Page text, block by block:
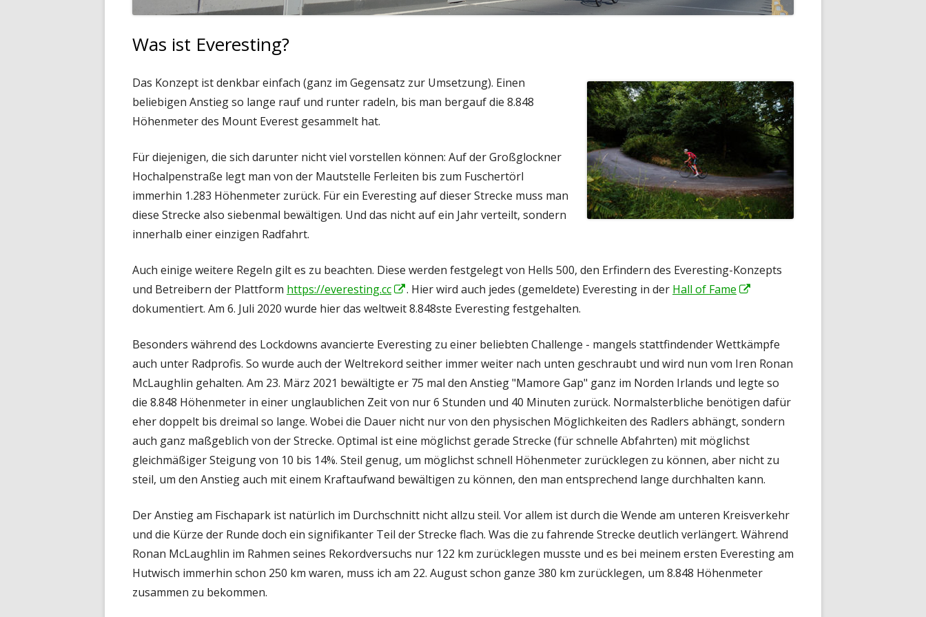
Was ist Everesting?
Das Konzept ist denkbar einfach (ganz im Gegensatz zur Umsetzung). Einen
beliebigen Anstieg so lange rauf und runter radeln, bis man bergauf die 8.848
Höhenmeter des Mount Everest gesammelt hat.
Für diejenigen, die sich darunter nicht viel vorstellen können: Auf der Großglockner
Hochalpenstraße legt man von der Mautstelle Ferleiten bis zum Fuschertörl
immerhin 1.283 Höhenmeter zurück. Für ein Everesting auf dieser Strecke muss man
diese Strecke also siebenmal bewältigen. Und das nicht auf ein Jahr verteilt, sondern
innerhalb einer einzigen Radfahrt.
Auch einige weitere Regeln gilt es zu beachten. Diese werden festgelegt von Hells 500, den Erfindern des Everesting-Konzepts
und Betreibern der Plattform https://everesting.cc
In
neuem
öffnen
. Hier wird auch jedes (gemeldete) Everesting in der Hall of Fame
öffnen
dokumentiert. Am 6. Juli 2020 wurde hier das weltweit 8.848ste Everesting festgehalten.
Besonders während des Lockdowns avancierte Everesting zu einer beliebten Challenge - mangels stattfindender Wettkämpfe
auch unter Radprofis. So wurde auch der Weltrekord seither immer weiter nach unten geschraubt und wird nun vom Iren Ronan
McLaughlin gehalten. Am 23. März 2021 bewältigte er 75 mal den Anstieg "Mamore Gap" ganz im Norden Irlands und legte so
die 8.848 Höhenmeter in einer unglaublichen Zeit von nur 6 Stunden und 40 Minuten zurück. Normalsterbliche benötigen dafür
eher doppelt bis dreimal so lange. Wobei die Dauer nicht nur von den physischen Möglichkeiten des Radlers abhängt, sondern
auch ganz maßgeblich von der Strecke. Optimal ist eine möglichst gerade Strecke (für schnelle Abfahrten) mit möglichst
gleichmäßiger Steigung von 10 bis 14%. Steil genug, um möglichst schnell Höhenmeter zurücklegen zu können, aber nicht zu
steil, um den Anstieg auch mit einem Kraftaufwand bewältigen zu können, den man entsprechend lange durchhalten kann.
Der Anstieg am Fischapark ist natürlich im Durchschnitt nicht allzu steil. Vor allem ist durch die Wende am unteren Kreisverkehr
und die Kürze der Runde doch ein signifikanter Teil der Strecke flach. Was die zu fahrende Strecke deutlich verlängert. Während
Ronan McLaughlin im Rahmen seines Rekordversuchs nur 122 km zurücklegen musste und es bei meinem ersten Everesting am
Hutwisch immerhin schon 250 km waren, muss ich am 22. August schon ganze 380 km zurücklegen, um 8.848 Höhenmeter
zusammen zu bekommen.